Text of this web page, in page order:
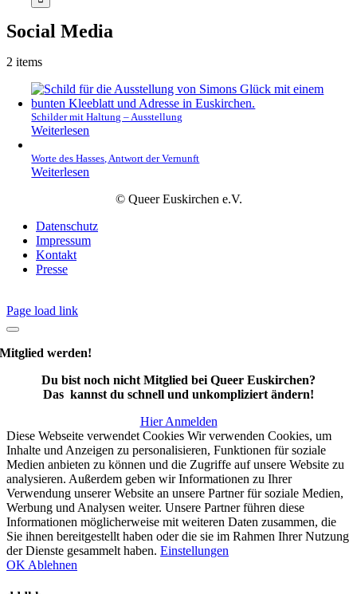
Social Media
2 items
Schilder mit Haltung – Ausstellung
Weiterlesen
Worte des Hasses, Antwort der Vernunft
Weiterlesen
© Queer Euskirchen e.V.
Datenschutz
Impressum
Kontakt
Presse
Page load link
Mitglied werden!
Du bist noch nicht Mitglied bei Queer Euskirchen?
Das kannst du schnell und unkompliziert ändern!
Hier Anmelden
Diese Webseite verwendet Cookies Wir verwenden Cookies, um
Inhalte und Anzeigen zu personalisieren, Funktionen für soziale
Medien anbieten zu können und die Zugriffe auf unsere Website zu
analysieren. Außerdem geben wir Informationen zu Ihrer
Verwendung unserer Website an unsere Partner für soziale Medien,
Werbung und Analysen weiter. Unsere Partner führen diese
Informationen möglicherweise mit weiteren Daten zusammen, die
Sie ihnen bereitgestellt haben oder die sie im Rahmen Ihrer Nutzung
der Dienste gesammelt haben. Einstellungen
OK Ablehnen